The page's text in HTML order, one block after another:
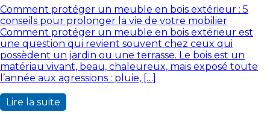
Comment protéger un meuble en bois extérieur : 5
conseils pour prolonger la vie de votre mobilier
Comment protéger un meuble en bois extérieur est
une question qui revient souvent chez ceux qui
possèdent un jardin ou une terrasse. Le bois est un
matériau vivant, beau, chaleureux, mais exposé toute
l’année aux agressions : pluie, […]
Lire la suite